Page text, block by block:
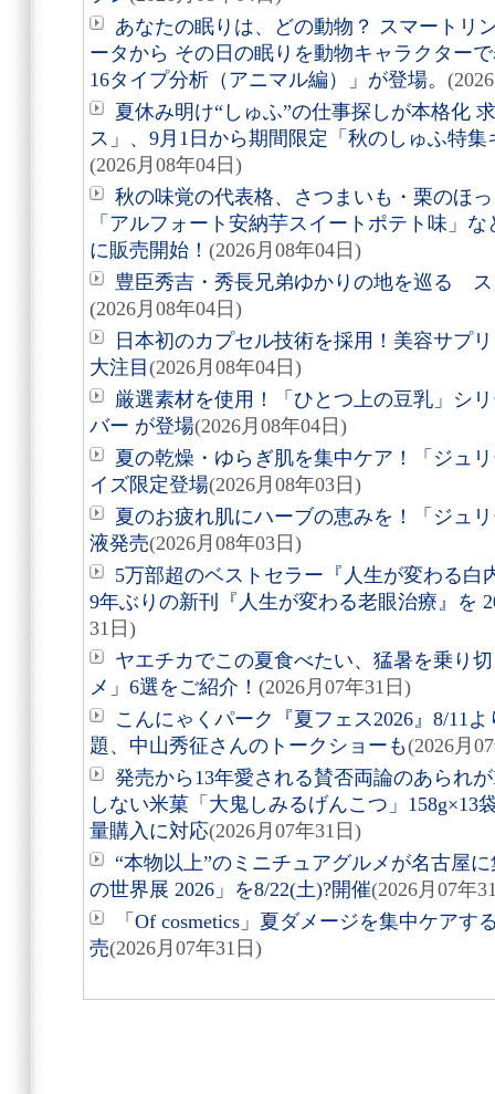
あなたの眠りは、どの動物？ スマートリ
ータから その日の眠りを動物キャラクター
16タイプ分析（アニマル編）」が登場。
夏休み明け“しゅふ”の仕事探しが本格化
ス」、9月1日から期間限定「秋のしゅふ特
(2026月08年04日)
秋の味覚の代表格、さつまいも・栗のほ
「アルフォート安納芋スイートポテト味」
に販売開始！ (2026月08年04日)
豊臣秀吉・秀長兄弟ゆかりの地を巡る
(2026月08年04日)
日本初のカプセル技術を採用！美容サプ
大注目 (2026月08年04日)
厳選素材を使用！「ひとつ上の豆乳」シ
バー が登場(2026月08年04日)
夏の乾燥・ゆらぎ肌を集中ケア！「ジュ
イズ限定登場(2026月08年03日)
夏のお疲れ肌にハーブの恵みを！「ジュ
液発売(2026月08年03日)
5万部超のベストセラー『人生が変わる白
9年ぶりの新刊『人生が変わる老眼治療』を
31日)
ヤエチカでこの夏食べたい、猛暑を乗り
メ」6選をご紹介！ (2026月07年31日)
こんにゃくパーク『夏フェス2026』8/11
題、中山秀征さんのトークショーも(2026月
発売から13年愛される賛否両論のあられ
しない米菓「大鬼しみるげんこつ」158g×13
量購入に対応(2026月07年31日)
“本物以上”のミニチュアグルメが名古屋
の世界展 2026」を8/22(土)?開催(2026月07年
「Of cosmetics」夏ダメージを集中ケア
売(2026月07年31日)